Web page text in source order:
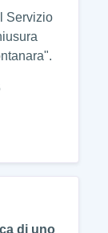
Servizio
di uno